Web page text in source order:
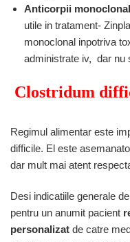
Anticorpii
utile in tratament-
monoclonal inpotriva
administrate iv, dar nu
Clostridum
Regimul alimentar este
difficile. El este
dar mult mai atent
Desi indicatiile generale
pentru un anumit pacient
personalizat de catre